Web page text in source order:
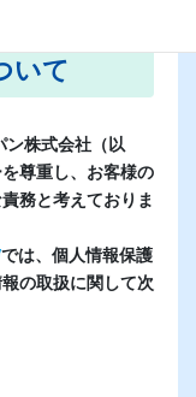
いて
株式会社（以
尊重し、お客様の
務と考えておりま
では、個人情報保護
の取扱に関して次